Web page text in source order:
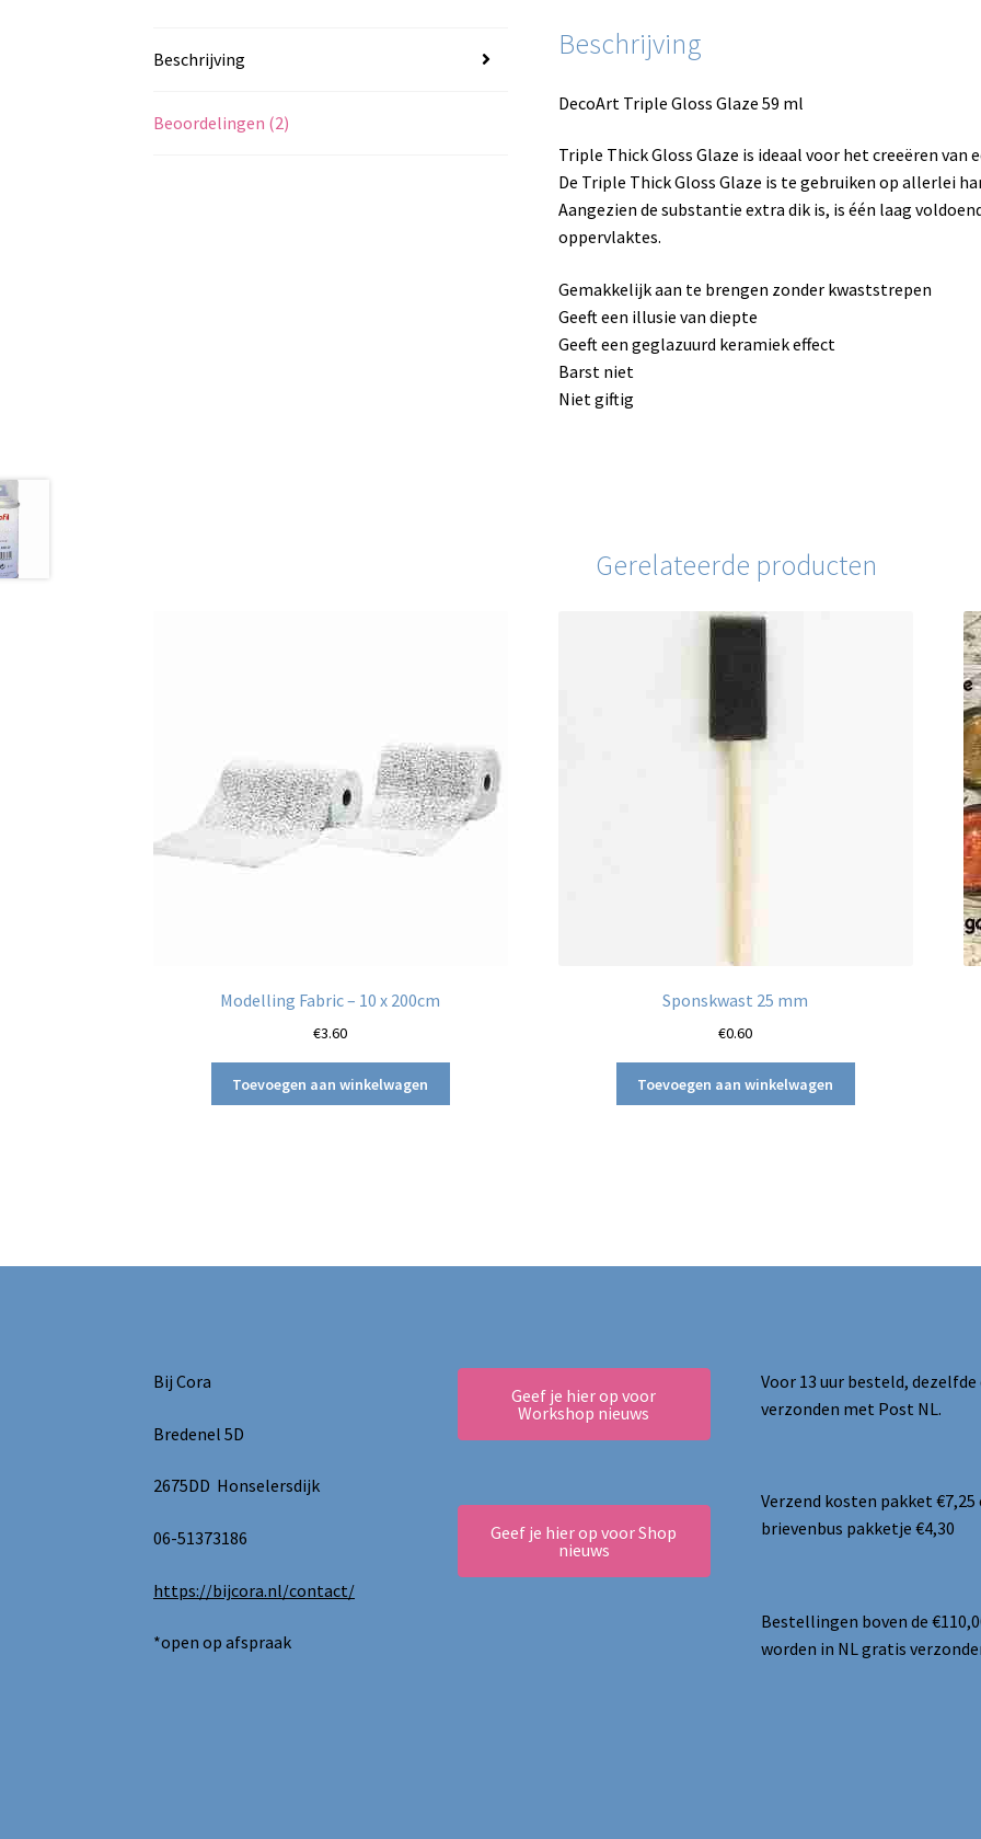
Beschrijving
Beoordelingen (2)
Beschrijving
DecoArt Triple Gloss Glaze 59 ml
Triple Thick Gloss Glaze is ideaal voor het creeëren van
De Triple Thick Gloss Glaze is te gebruiken op allerlei
Aangezien de substantie extra dik is, is één laag
oppervlaktes.
Gemakkelijk aan te brengen zonder kwaststrepen
Geeft een illusie van diepte
Geeft een geglazuurd keramiek effect
Barst niet
Niet giftig
Gerelateerde producten
Modelling Fabric – 10 x 200cm
€3.60
Toevoegen aan winkelwagen
Sponskwast 25 mm
€0.60
Toevoegen aan winkelwagen
Bij Cora
Bredenel 5D
2675DD Honselersdijk
06-51373186
https://bijcora.nl/contact/
*open op afspraak
Geef je hier op voor
Workshop nieuws
Geef je hier op voor Shop
nieuws
Voor 13 uur besteld, dezelfde
verzonden met Post NL.
Verzend kosten pakket €7,25
brievenbus pakketje €4,30
Bestellingen boven de
worden in NL gratis